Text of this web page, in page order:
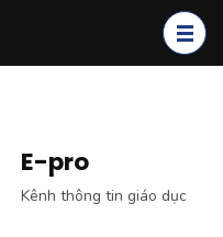
E-pro
Kênh thông tin giáo dục